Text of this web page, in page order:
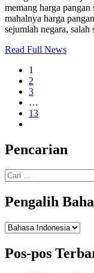
memang harga
mahalnya harga
sejumlah negara,
Read Full News
1
2
3
…
13
Pencarian
Cari
untuk:
Pengalih
Pengalih
Pos-pos